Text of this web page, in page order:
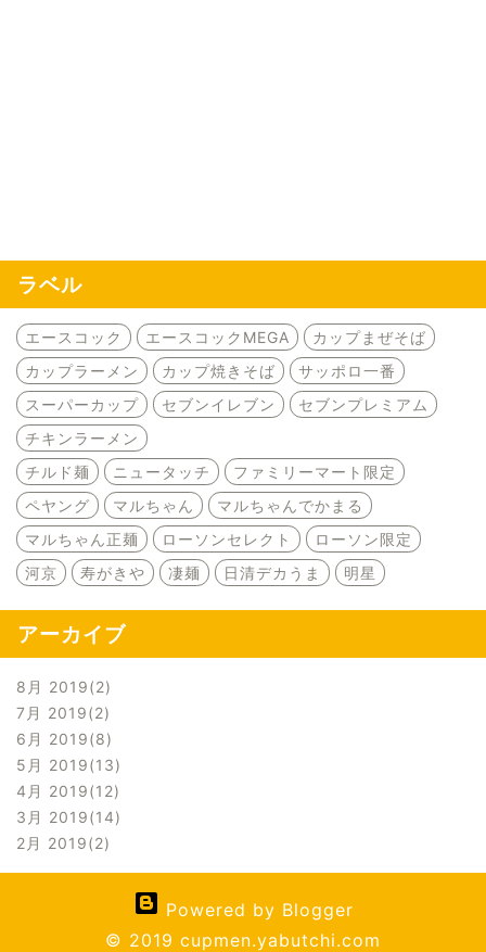
ラベル
エースコック エースコックMEGA
カップまぜそば
カップラーメン
カップ焼きそば
サッポロ一番
スーパーカップ
セブンイレブン
セブンプレミアム
チキンラーメン
チルド麺
ニュータッチ
ファミリーマート限定
ペヤング
マルちゃん
マルちゃんでかまる
マルちゃん正麺
ローソンセレクト
ローソン限定
河京
寿がきや 凄麺 日清デカうま 明星
アーカイブ
8月 2019 2
7月 2019 2
6月 2019 8
5月 2019 13
4月 2019 12
3月 2019 14
2月 2019 2
Powered by Blogger
© 2019 cupmen.yabutchi.com